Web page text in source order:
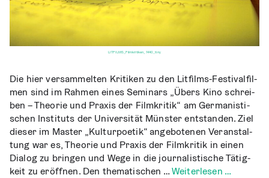
LITFILMS_Filmkritiken_1440_tiny
Die hier ver­sam­mel­ten Kri­ti­ken zu den Litfilms-Fes­­ti­­val­­fil­­
men sind im Rah­men eines Semi­nars „Übers Kino schrei­
ben – Theo­rie und Pra­xis der Film­kri­tik“ am Ger­ma­nis­ti­
schen Insti­tuts der Uni­ver­si­tät Müns­ter ent­stan­den. Ziel
die­ser im Mas­ter „Kul­tur­poe­tik“ ange­bo­te­nen Ver­an­stal­
tung war es, Theo­rie und Pra­xis der Film­kri­tik in einen
Dia­log zu brin­gen und Wege in die jour­na­lis­ti­sche Tätig­
keit zu eröff­nen. Den the­ma­ti­schen …Wei­ter­le­sen …